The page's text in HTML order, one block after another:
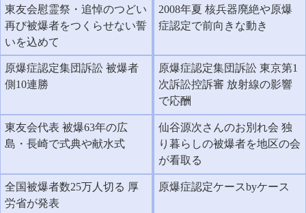
東友会慰霊祭・追悼のつどい
再び被爆者をつくらせない誓
いを込めて
2008年夏 核兵器廃絶や原爆
症認定で前向きな動き
原爆症認定集団訴訟 被爆者
側10連勝
原爆症認定集団訴訟 東京第1
次訴訟控訴審 放射線の影響
で応酬
東友会代表 被爆63年の広
島・長崎で式典や献水式
仙谷源次さんのお別れ会 独
り暮らしの被爆者を地区の会
が看取る
全国被爆者数25万人切る 厚
労省が発表
原爆症認定ケースbyケース